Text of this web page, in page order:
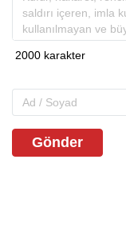
Gönder